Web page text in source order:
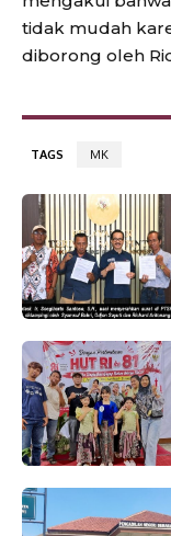
tidak mudah
diborong oleh
TAGS MK